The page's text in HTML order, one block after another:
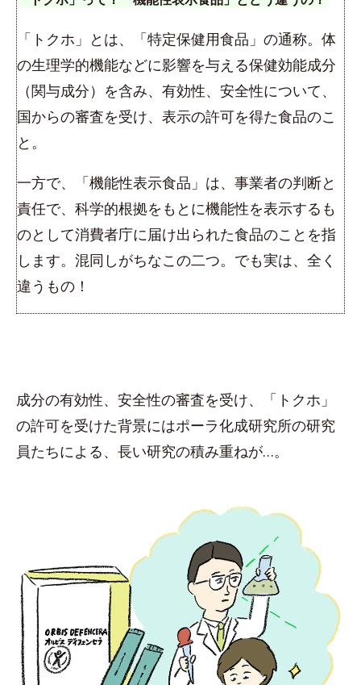
「トクホ」とは、「特定保健用食品」の通称。体
の生理学的機能などに影響を与える保健効能成分
（関与成分）を含み、有効性、安全性について、
国からの審査を受け、表示の許可を得た食品のこ
と。
一方で、「機能性表示食品」は、事業者の判断と
責任で、科学的根拠をもとに機能性を表示するも
のとして消費者庁に届け出られた食品のことを指
します。混同しがちなこの二つ。でも実は、全く
違うもの！
成分の有効性、安全性の審査を受け、「トクホ」
の許可を受けた背景にはポーラ化成研究所の研究
員たちによる、長い研究の積み重ねが…。